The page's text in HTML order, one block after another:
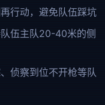
行动，避免队伍踩坑
伍主队20-40米的侧
侦察到位不开枪等队